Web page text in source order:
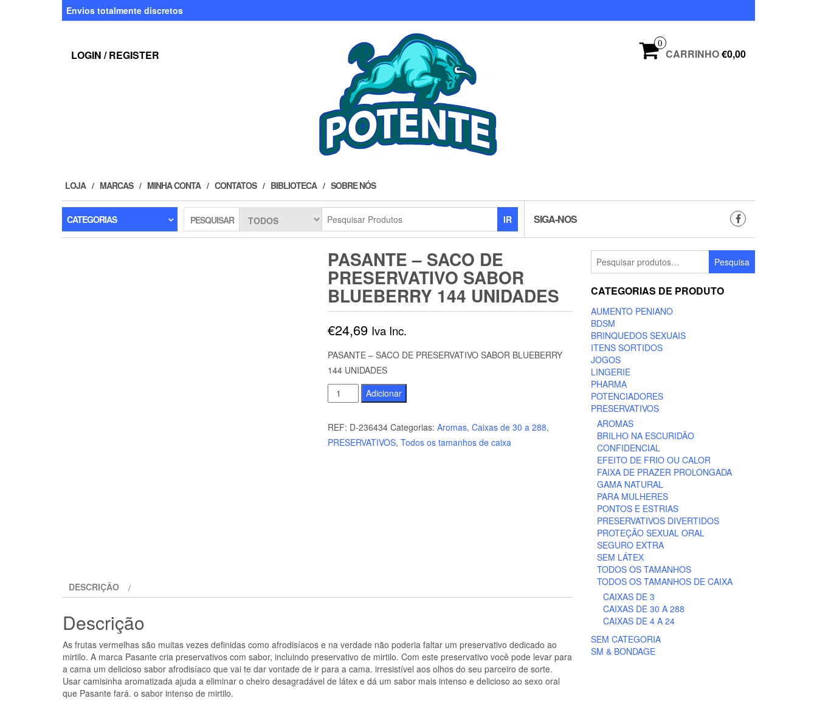
Envios totalmente discretos
LOGIN / REGISTER
0
CARRINHO€0,00
LOJA MARCAS MINHA CONTA CONTATOS BIBLIOTECA SOBRE NÓS
CATEGORIAS PESQUISAR IR SIGA-NOS
PASANTE – SACO DE
PRESERVATIVO SABOR
BLUEBERRY 144 UNIDADES
€24,69 Iva Inc.
PASANTE – SACO DE PRESERVATIVO SABOR BLUEBERRY
144 UNIDADES
Quantidade
de
PASANTE
-
Adicionar
REF: D-236434 Categorias: Aromas, Caixas de 30 a 288,
PRESERVATIVOS, Todos os tamanhos de caixa
DESCRIÇÃO
Descrição
As frutas vermelhas são muitas vezes definidas como afrodisíacos e na verdade não poderia faltar um preservativo dedicado ao
mirtilo. A marca Pasante cria preservativos com sabor, incluindo preservativo de mirtilo. Com este preservativo você pode levar para
a cama um delicioso sabor afrodisíaco que vai te dar vontade de ir para a cama. irresistível aos olhos do seu parceiro de sorte.
Usar camisinha aromatizada ajuda a eliminar o cheiro desagradável de látex e dá um sabor mais intenso e delicioso ao sexo oral
que Pasante fará. o sabor intenso de mirtilo.
Pesquisar
por:
Pesquisa
CATEGORIAS DE PRODUTO
AUMENTO PENIANO
BDSM
BRINQUEDOS SEXUAIS
ITENS SORTIDOS
JOGOS
LINGERIE
PHARMA
POTENCIADORES
PRESERVATIVOS
AROMAS
BRILHO NA ESCURIDÃO
CONFIDENCIAL
EFEITO DE FRIO OU CALOR
FAIXA DE PRAZER PROLONGADA
GAMA NATURAL
PARA MULHERES
PONTOS E ESTRIAS
PRESERVATIVOS DIVERTIDOS
PROTEÇÃO SEXUAL ORAL
SEGURO EXTRA
SEM LÁTEX
TODOS OS TAMANHOS
TODOS OS TAMANHOS DE CAIXA
CAIXAS DE 3
CAIXAS DE 30 A 288
CAIXAS DE 4 A 24
SEM CATEGORIA
SM & BONDAGE